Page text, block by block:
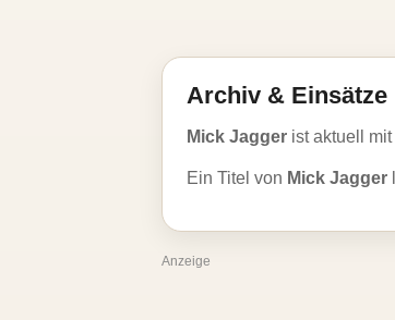
Archiv & Einsätze
Mick Jagger ist aktuell mit
Ein Titel von Mick Jagger
Anzeige